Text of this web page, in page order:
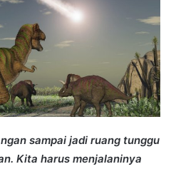
sampai jadi ruang tunggu
Kita harus menjalaninya